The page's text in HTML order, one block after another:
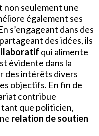
seulement une
également ses
s’engageant dans des
des idées, ils
qui alimente
évidente dans la
des intérêts divers
objectifs. En fin de
contribue
que politicien,
relation de soutien